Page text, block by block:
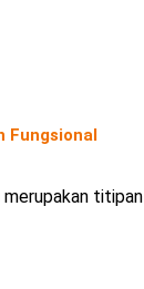
Fungsional
titipan